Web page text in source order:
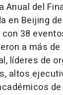
Anual del
en Beijing
38
a más
líderes de
altos